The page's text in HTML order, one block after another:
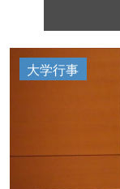
大学行事